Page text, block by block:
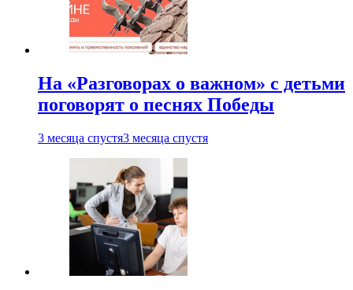
На «Разговорах о важном» с детьми
поговорят о песнях Победы
3 месяца спустя3 месяца спустя